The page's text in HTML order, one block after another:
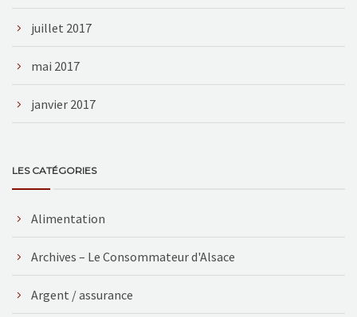
juillet 2017
mai 2017
janvier 2017
LES CATÉGORIES
Alimentation
Archives – Le Consommateur d'Alsace
Argent / assurance